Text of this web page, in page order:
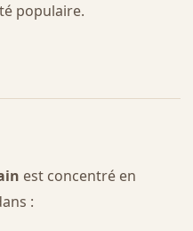
populaire.
est concentré en
: